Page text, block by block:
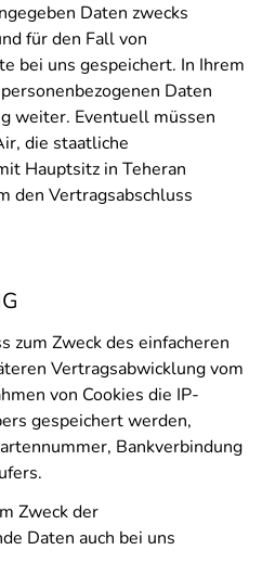
Daten zwecks
für den Fall von
bei uns gespeichert. In Ihrem
Daten
weiter. Eventuell müssen
die staatliche
Hauptsitz in Teheran
den Vertragsabschluss
zum Zweck des einfacheren
Vertragsabwicklung vom
von Cookies die IP-
gespeichert werden,
Bankverbindung
Zweck der
Daten auch bei uns